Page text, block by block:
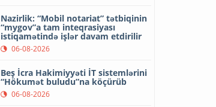
Nazirlik: “Mobil notariat” tətbiqinin
“mygov”a tam inteqrasiyası
istiqamətində işlər davam etdirilir
06-08-2026
Beş İcra Hakimiyyəti İT sistemlərini
“Hökumət buludu”na köçürüb
06-08-2026